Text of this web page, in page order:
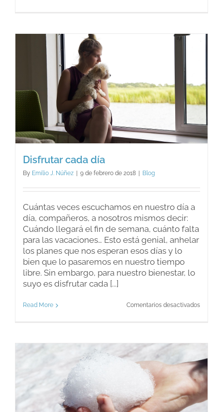
Disfrutar cada día
By Emilio J. Núñez 9 de febrero de 2018 Blog
Cuántas veces escuchamos en nuestro día a
día, compañeros, a nosotros mismos decir:
Cuándo llegará el fin de semana, cuánto falta
para las vacaciones… Esto está genial, anhelar
los planes que nos esperan esos días y lo
bien que lo pasaremos en nuestro tiempo
libre. Sin embargo, para nuestro bienestar, lo
suyo es disfrutar cada [...]
Read More Comentarios desactivadosen